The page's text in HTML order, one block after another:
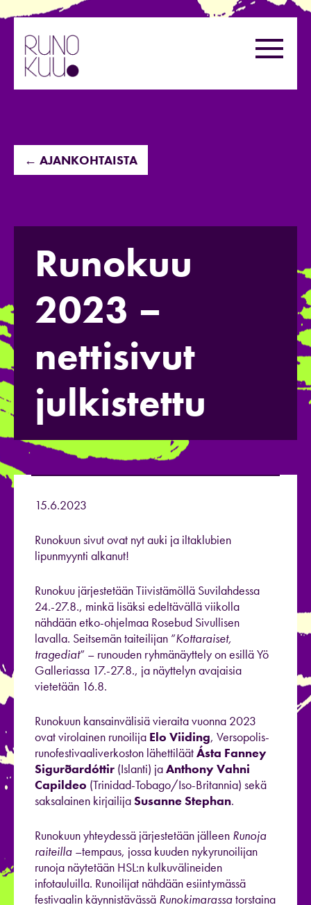
sisältöön
← AJANKOHTAISTA
Runokuu
2023 –
nettisivut
julkistettu
15.6.2023
Runokuun sivut ovat nyt auki ja iltaklubien
lipunmyynti alkanut!
Runokuu järjestetään Tiivistämöllä Suvilahdessa
24.-27.8., minkä lisäksi edeltävällä viikolla
nähdään etko-ohjelmaa Rosebud Sivullisen
lavalla. Seitsemän taiteilijan ”Kottaraiset,
tragediat” – runouden ryhmänäyttely on esillä Yö
Galleriassa 17.-27.8., ja näyttelyn avajaisia
vietetään 16.8.
Runokuun kansainvälisiä vieraita vuonna 2023
ovat virolainen runoilija Elo Viiding, Versopolis-
runofestivaaliverkoston lähettiläätÁsta Fanney
Sigurðardóttir (Islanti) jaAnthony Vahni
Capildeo (Trinidad-Tobago/Iso-Britannia) sekä
saksalainen kirjailijaSusanne Stephan.
Runokuun yhteydessä järjestetään jälleen Runoja
raiteilla –tempaus, jossa kuuden nykyrunoilijan
runoja näytetään HSL:n kulkuvälineiden
infotauluilla. Runoilijat nähdään esiintymässä
festivaalin käynnistävässä Runokimarassatorstaina